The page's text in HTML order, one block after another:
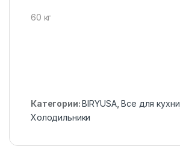
60 кг
Категории:BIRYUSA,Все для кухни
Холодильники